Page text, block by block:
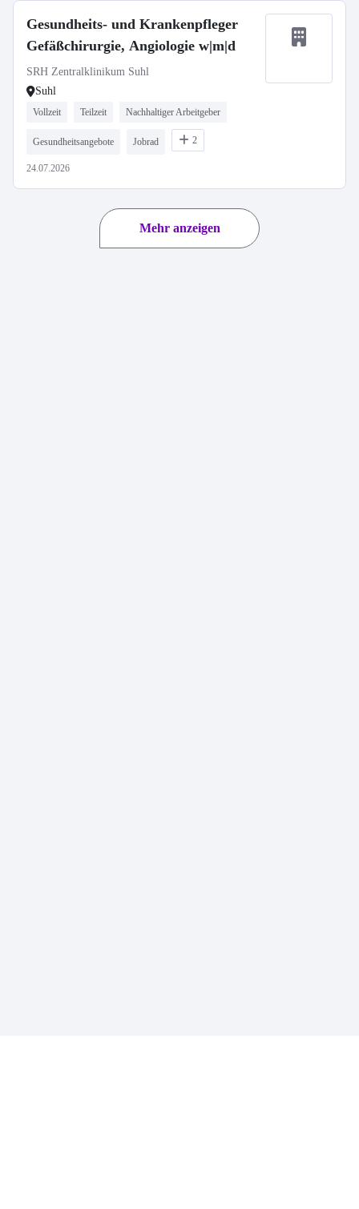
Gesundheits- und Krankenpfleger
Gefäßchirurgie, Angiologie w|m|d
SRH Zentralklinikum Suhl
Suhl
Vollzeit Teilzeit Nachhaltiger Arbeitgeber
Gesundheitsangebote Jobrad 2
24.07.2026
Mehr anzeigen